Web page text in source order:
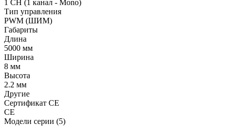
1 CH (1 канал - Mono)
Тип управления
PWM (ШИМ)
Габариты
Длина
5000 мм
Ширина
8 мм
Высота
2.2 мм
Другие
Сертификат CE
CE
Модели серии (5)